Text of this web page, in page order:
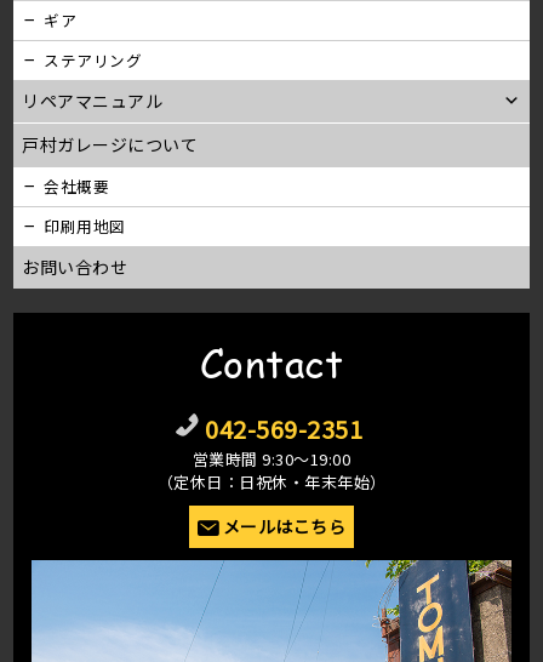
ギア
ステアリング
リペアマニュアル
戸村ガレージについて
会社概要
印刷用地図
お問い合わせ
Contact
042-569-2351
営業時間 9:30〜19:00
（定休日：日祝休・年末年始）
メールはこちら